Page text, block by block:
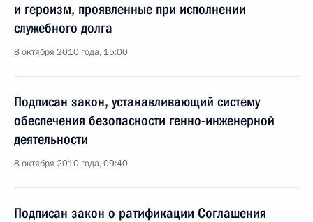
и героизм, проявленные при исполнении
служебного долга
8 октября 2010 года, 15:00
Подписан закон, устанавливающий систему
обеспечения безопасности генно-инженерной
деятельности
8 октября 2010 года, 09:40
Подписан закон о ратификации Соглашения